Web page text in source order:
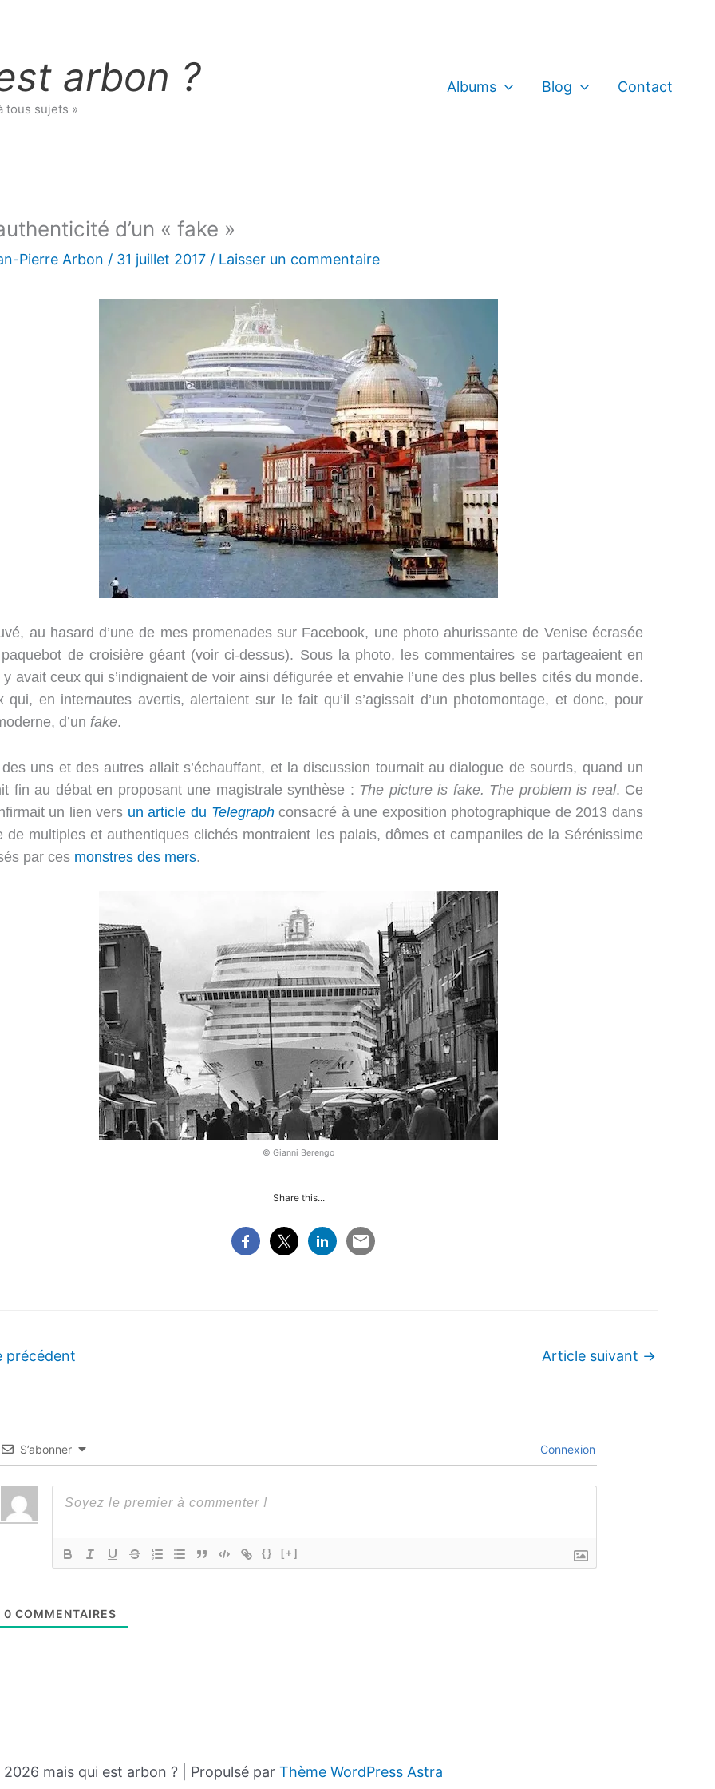
arbon ?
tous sujets »
Albums Blog Contact
d’un « fake »
Pierre Arbon / 31 juillet 2017 / Laisser un commentaire
au hasard d’une de mes promenades sur Facebook, une photo ahurissante de Venise écrasée
de croisière géant (voir ci-dessus). Sous la photo, les commentaires se partageaient en
avait ceux qui s’indignaient de voir ainsi défigurée et envahie l’une des plus belles cités du monde.
qui, en internautes avertis, alertaient sur le fait qu’il s’agissait d’un photomontage, et donc, pour
d’un fake.
uns et des autres allait s’échauffant, et la discussion tournait au dialogue de sourds, quand un
fin au débat en proposant une magistrale synthèse : The picture is fake. The problem is real. Ce
un lien vers un article du Telegraphconsacré à une exposition photographique de 2013 dans
de multiples et authentiques clichés montraient les palais, dômes et campaniles de la Sérénissime
par ces monstres des mers.
© Gianni Berengo
Share this...
précédent Article suivant →
S’abonner Connexion
{} [+]
0 COMMENTAIRES
mais qui est arbon ? | Propulsé par Thème WordPress Astra